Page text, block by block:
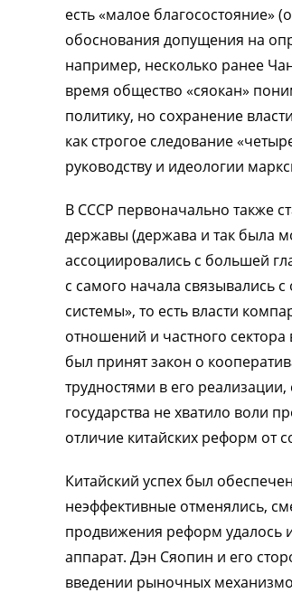
есть «малое благосостояние»
обоснования допущения на
например, несколько ранее
время общество «сяокан»
политику, но сохранение
как строгое следование
руководству и идеологии
В СССР первоначально также
державы (держава и так была
ассоциировались с большей
с самого начала связывались
системы», то есть власти
отношений и частного
был принят закон о
трудностями в его реализации,
государства не хватило воли
отличие китайских реформ от
Китайский успех был
неэффективные отменялись,
продвижения реформ удалось
аппарат. Дэн Сяопин и его
введении рыночных